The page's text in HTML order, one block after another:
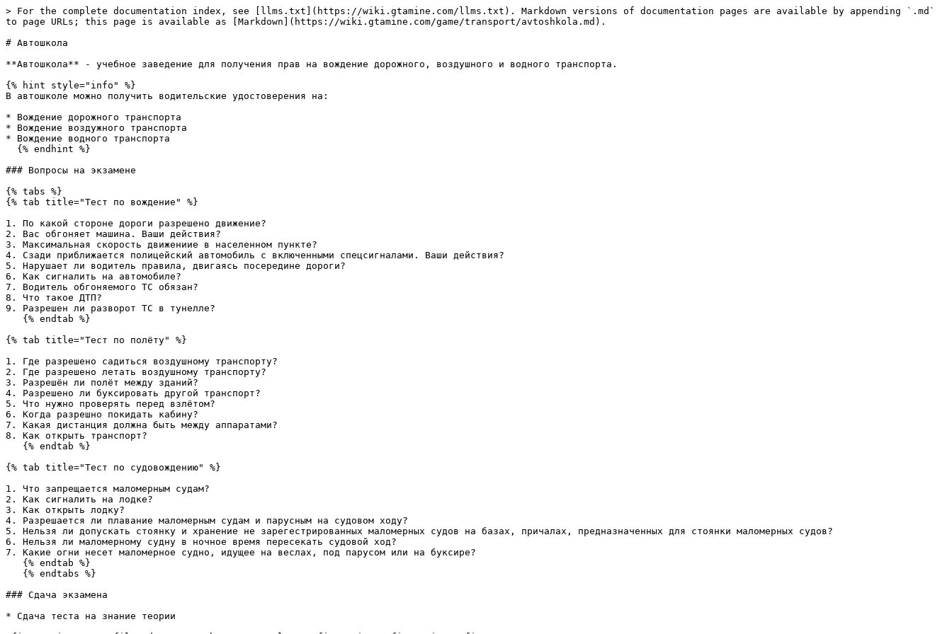
> For the complete documentation index, see [llms.txt](https://wiki.gtamine.com/llms.txt). Markdown versions of documentation pages are available by appending `.md`
to page URLs; this page is available as [Markdown](https://wiki.gtamine.com/game/transport/avtoshkola.md).
# Автошкола
**Автошкола** - учебное заведение для получения прав на вождение дорожного, воздушного и водного транспорта.
{% hint style="info" %}
В автошколе можно получить водительские удостоверения на:
* Вождение дорожного транспорта
* Вождение воздужного транспорта
* Вождение водного транспорта
### Вопросы на экзамене
{% tabs %}
{% tab title="Тест по вождение" %}
1. По какой стороне дороги разрешено движение?
2. Вас обгоняет машина. Ваши действия?
3. Максимальная скорость движениие в населенном пункте?
4. Сзади приближается полицейский автомобиль с включенными спецсигналами. Ваши действия?
5. Нарушает ли водитель правила, двигаясь посередине дороги?
6. Как сигналить на автомобиле?
7. Водитель обгоняемого ТС обязан?
8. Что такое ДТП?
9. Разрешен ли разворот ТС в тунелле?
{% tab title="Тест по полёту" %}
1. Где разрешено садиться воздушному транспорту?
2. Где разрешено летать воздушному транспорту?
3. Разрешён ли полёт между зданий?
4. Разрешено ли буксировать другой транспорт?
5. Что нужно проверять перед взлётом?
6. Когда разрешно покидать кабину?
7. Какая дистанция должна быть между аппаратами?
8. Как открыть транспорт?
{% tab title="Тест по судовождению" %}
1. Что запрещается маломерным судам?
2. Как сигналить на лодке?
3. Как открыть лодку?
4. Разрешается ли плавание маломерным судам и парусным на судовом ходу?
5. Нельзя ли допускать стоянку и хранение не зарегестрированных маломерных судов на базах, причалах, предназначенных для стоянки маломерных судов?
6. Нельзя ли маломерному судну в ночное время пересекать судовой ход?
7. Какие огни несет маломерное судно, идущее на веслах, под парусом или на буксире?
### Сдача экзамена
* Сдача теста на знание теории